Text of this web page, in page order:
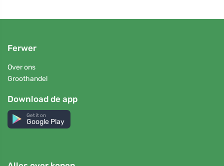
Ferwer
Over ons
Groothandel
Download de app
Get it on
Google Play